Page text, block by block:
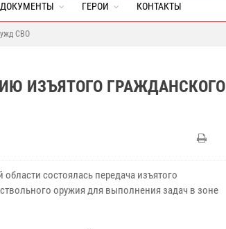
ДОКУМЕНТЫ ГЕРОИ КОНТАКТЫ
СВО
ИЗЪЯТОГО ГРАЖДАНСКОГО
состоялась передача изъятого
оружия для выполнения задач в зоне